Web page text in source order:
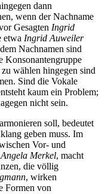
dann
wenn der Nachname
Gesagten Ingrid
etwa Ingrid Auweiler
Nachnamen sind
Konsonantengruppe
wählen hingegen sind
Sind die Vokale
kaum ein Problem;
nicht sein.
soll, bedeutet
geben muss. Im
Vor- und
Angela Merkel, macht
die völlig
gmann, wirken
Formen von